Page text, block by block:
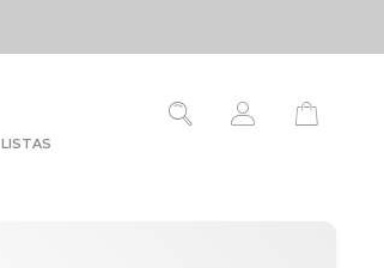
LISTAS